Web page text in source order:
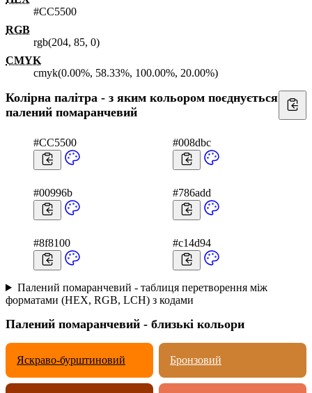
#CC5500
RGB
rgb(204, 85, 0)
CMYK
cmyk(0.00%, 58.33%, 100.00%, 20.00%)
Колірна палітра - з яким кольором поєднується
палений помаранчевий
#CC5500 #008dbc
#00996b #786add
#8f8100 #c14d94
Палений помаранчевий - таблиця перетворення між
форматами (HEX, RGB, LCH) з кодами
Палений помаранчевий - близькі кольори
Яскраво-бурштиновий Бронзовий